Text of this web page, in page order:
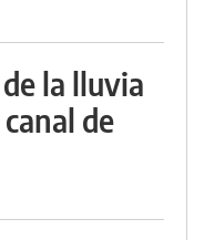
la lluvia
de